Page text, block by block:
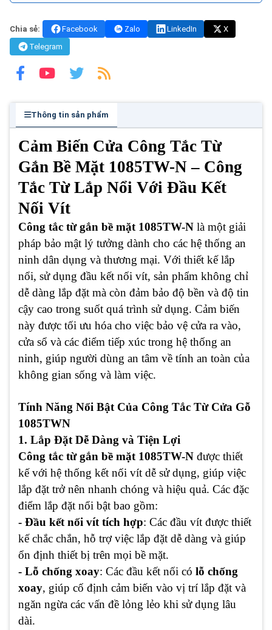
Chia sẻ: Facebook Zalo LinkedIn
X
Telegram
Thông tin sản phẩm
Cảm Biến Cửa Công Tắc Từ
Gắn Bề Mặt 1085TW-N – Công
Tắc Từ Lắp Nổi Với Đầu Kết
Nối Vít
Công tắc từ gắn bề mặt 1085TW-N là một giải
pháp bảo mật lý tưởng dành cho các hệ thống an
ninh dân dụng và thương mại. Với thiết kế lắp
nổi, sử dụng đầu kết nối vít, sản phẩm không chỉ
dễ dàng lắp đặt mà còn đảm bảo độ bền và độ tin
cậy cao trong suốt quá trình sử dụng. Cảm biến
này được tối ưu hóa cho việc bảo vệ cửa ra vào,
cửa sổ và các điểm tiếp xúc trong hệ thống an
ninh, giúp người dùng an tâm về tính an toàn của
không gian sống và làm việc.
Tính Năng Nổi Bật Của Công Tắc Từ Cửa Gỗ
1085TWN
1. Lắp Đặt Dễ Dàng và Tiện Lợi
Công tắc từ gắn bề mặt 1085TW-N được thiết
kế với hệ thống kết nối vít dễ sử dụng, giúp việc
lắp đặt trở nên nhanh chóng và hiệu quả. Các đặc
điểm lắp đặt nổi bật bao gồm:
- Đầu kết nối vít tích hợp: Các đầu vít được thiết
kế chắc chắn, hỗ trợ việc lắp đặt dễ dàng và giúp
ổn định thiết bị trên mọi bề mặt.
- Lỗ chống xoay: Các đầu kết nối có lỗ chống
xoay, giúp cố định cảm biến vào vị trí lắp đặt và
ngăn ngừa các vấn đề lỏng lẻo khi sử dụng lâu
dài.